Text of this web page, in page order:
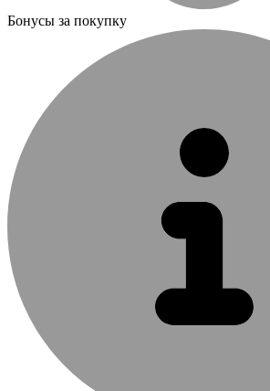
Бонусы за покупку